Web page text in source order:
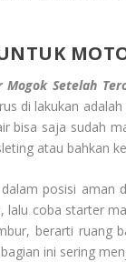
Setelah
di lakukan
bisa saja sudah
atau bahkan
posisi aman
lalu coba starter
berarti ruang
ini sering